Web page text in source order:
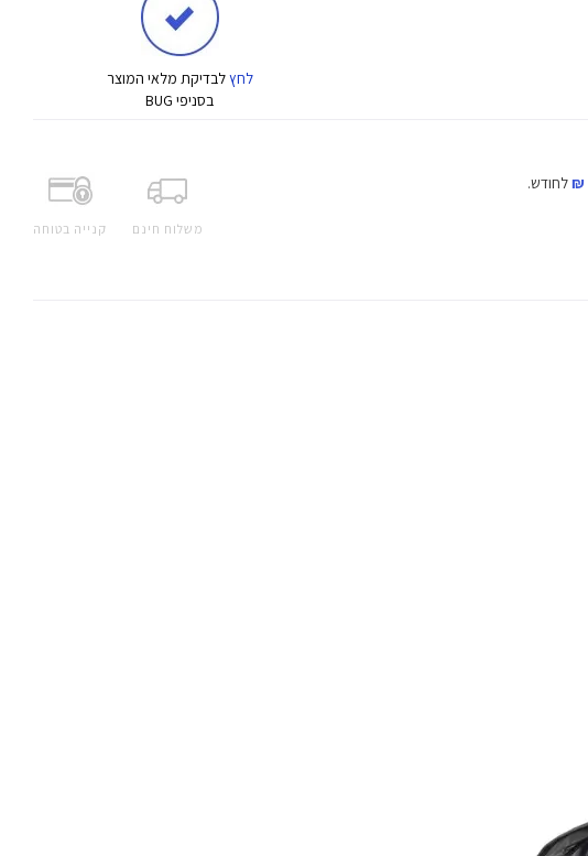
לחץלבדיקת מלאי המוצר
בסניפי BUG
משלוח חינם קנייה בטוחה
לחודש.